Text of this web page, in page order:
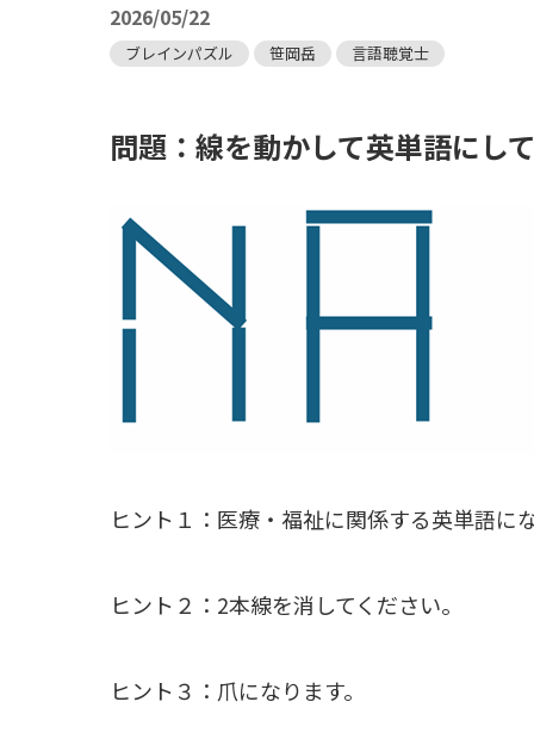
2026/05/22
ブレインパズル 笹岡岳 言語聴覚士
問題：線を動かして英単語にし
ヒント１：医療・福祉に関係する英単語に
ヒント２：2本線を消してください。
ヒント３：爪になります。